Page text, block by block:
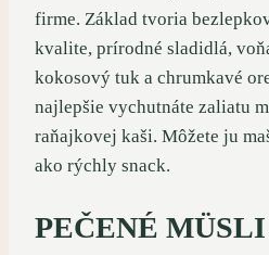
firme. Základ tvoria
kvalite, prírodné sladidlá,
kokosový tuk a chrumkavé
najlepšie vychutnáte zaliatu
raňajkovej kaši. Môžete ju
ako rýchly snack.
PEČENÉ MÜSLI